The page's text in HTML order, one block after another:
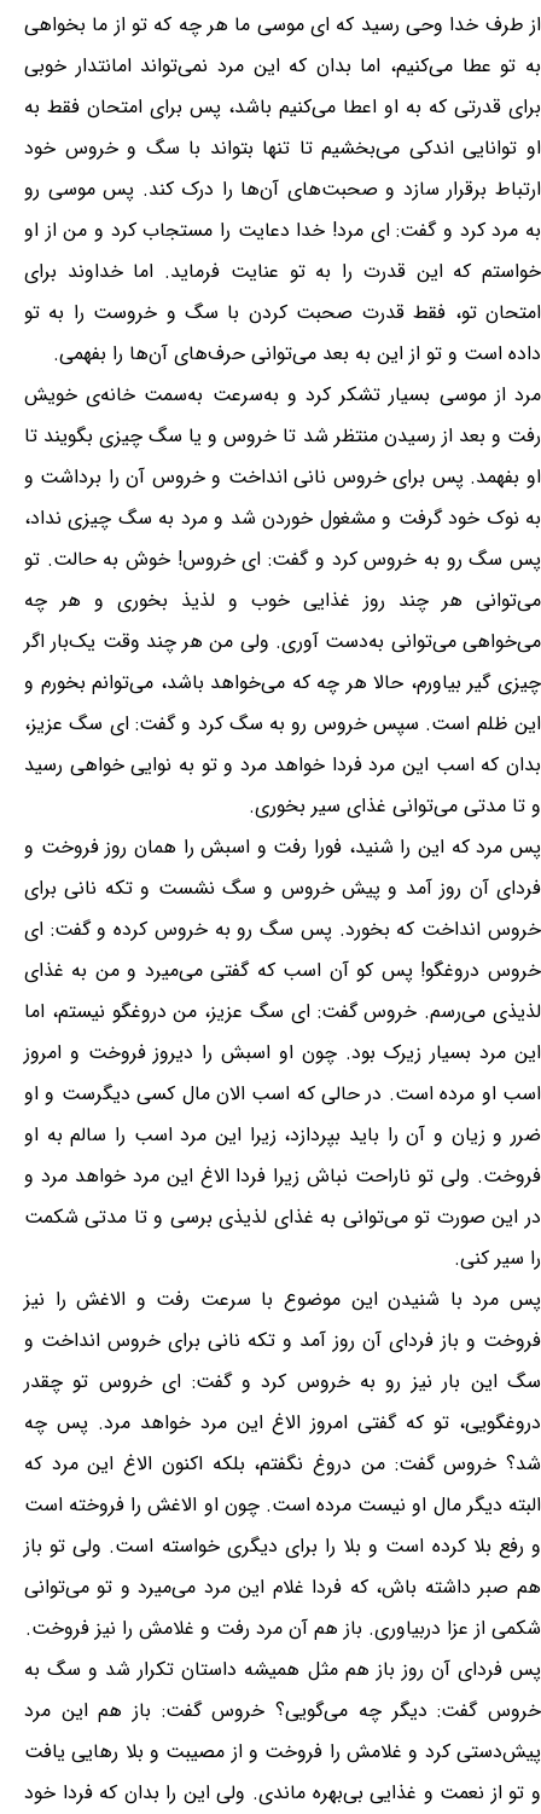
از طرف خدا وحی رسید که ای موسی ما هر چه که تو از ما بخواهی
به تو عطا می‌کنیم، اما بدان که این مرد نمی‌تواند امانتدار خوبی
برای قدرتی که به او اعطا می‌کنیم باشد، پس برای امتحان فقط به
او توانایی اندکی می‌بخشیم تا تنها بتواند با سگ و خروس خود
ارتباط برقرار سازد و صحبت‌های آن‌ها را درک کند. پس موسی رو
به مرد کرد و گفت: ای مرد! خدا دعایت را مستجاب کرد و من از او
خواستم که این قدرت را به تو عنایت فرماید. اما خداوند برای
امتحان تو، فقط قدرت صحبت کردن با سگ و خروست را به تو
داده است و تو از این به بعد می‌توانی حرف‌های آن‌ها را بفهمی.
مرد از موسی بسیار تشکر کرد و به‌سرعت به‌سمت خانه‌ی خویش
رفت و بعد از رسیدن منتظر شد تا خروس و یا سگ چیزی بگویند تا
او بفهمد. پس برای خروس نانی انداخت و خروس آن را برداشت و
به نوک خود گرفت و مشغول خوردن شد و مرد به سگ چیزی نداد،
پس سگ رو به خروس کرد و گفت: ای خروس! خوش به حالت. تو
می‌توانی هر چند روز غذایی خوب و لذیذ بخوری و هر چه
می‌خواهی می‌توانی به‌دست آوری. ولی من هر چند وقت یک‌بار اگر
چیزی گیر بیاورم، حالا هر چه که می‌خواهد باشد، می‌توانم بخورم و
این ظلم است. سپس خروس رو به سگ کرد و گفت: ای سگ عزیز،
بدان که اسب این مرد فردا خواهد مرد و تو به نوایی خواهی رسید
و تا مدتی می‌توانی غذای سیر بخوری.
پس مرد که این را شنید، فورا رفت و اسبش را همان روز فروخت و
فردای آن روز آمد و پیش خروس و سگ نشست و تکه نانی برای
خروس انداخت که بخورد. پس سگ رو به خروس کرده و گفت: ای
خروس دروغگو! پس کو آن اسب که گفتی می‌میرد و من به غذای
لذیذی می‌رسم. خروس گفت: ای سگ عزیز، من دروغگو نیستم، اما
این مرد بسیار زیرک بود. چون او اسبش را دیروز فروخت و امروز
اسب او مرده است. در حالی که اسب الان مال کسی دیگرست و او
ضرر و زیان و آن را باید بپردازد، زیرا این مرد اسب را سالم به او
فروخت. ولی تو ناراحت نباش زیرا فردا الاغ این مرد خواهد مرد و
در این صورت تو می‌توانی به غذای لذیذی برسی و تا مدتی شکمت
را سیر کنی.
پس مرد با شنیدن این موضوع با سرعت رفت و الاغش را نیز
فروخت و باز فردای آن روز آمد و تکه نانی برای خروس انداخت و
سگ این بار نیز رو به خروس کرد و گفت: ای خروس تو چقدر
دروغگویی، تو که گفتی امروز الاغ این مرد خواهد مرد. پس چه
شد؟ خروس گفت: من دروغ نگفتم، بلکه اکنون الاغ این مرد که
البته دیگر مال او نیست مرده است. چون او الاغش را فروخته است
و رفع بلا کرده است و بلا را برای دیگری خواسته است. ولی تو باز
هم صبر داشته باش، که فردا غلام این مرد می‌میرد و تو می‌توانی
شکمی از عزا دربیاوری. باز هم آن مرد رفت و غلامش را نیز فروخت.
پس فردای آن روز باز هم مثل همیشه داستان تکرار شد و سگ به
خروس گفت: دیگر چه می‌گویی؟ خروس گفت: باز هم این مرد
پیش‌دستی کرد و غلامش را فروخت و از مصیبت و بلا رهایی یافت
و تو از نعمت و غذایی بی‌بهره ماندی. ولی این را بدان که فردا خود